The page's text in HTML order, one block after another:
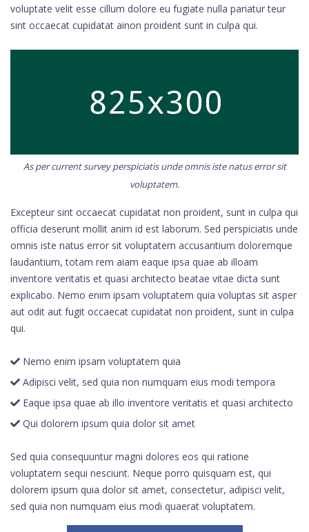
voluptate velit esse cillum dolore eu fugiate nulla pariatur teur
sint occaecat cupidatat ainon proident sunt in culpa qui.
As per current survey perspiciatis unde omnis iste natus error sit
voluptatem.
Excepteur sint occaecat cupidatat non proident, sunt in culpa qui
officia deserunt mollit anim id est laborum. Sed perspiciatis unde
omnis iste natus error sit voluptatem accusantium doloremque
laudantium, totam rem aiam eaque ipsa quae ab illoam
inventore veritatis et quasi architecto beatae vitae dicta sunt
explicabo. Nemo enim ipsam voluptatem quia voluptas sit asper
aut odit aut fugit occaecat cupidatat non proident, sunt in culpa
qui.
Nemo enim ipsam voluptatem quia
Adipisci velit, sed quia non numquam eius modi tempora
Eaque ipsa quae ab illo inventore veritatis et quasi architecto
Qui dolorem ipsum quia dolor sit amet
Sed quia consequuntur magni dolores eos qui ratione
voluptatem sequi nesciunt. Neque porro quisquam est, qui
dolorem ipsum quia dolor sit amet, consectetur, adipisci velit,
sed quia non numquam eius modi quaerat voluptatem.